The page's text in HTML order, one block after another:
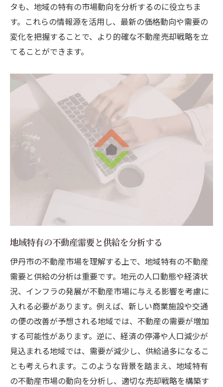
タも、地域の特有の市場動向を分析するのに役立ちま
す。これらの情報源を活用し、最新の価格動向や需要の
変化を把握することで、より的確な不動産売却戦略を立
てることができます。
地域特有の不動産需要と供給を分析する
伊丹市の不動産市場を理解する上で、地域特有の不動産
需要と供給の分析は重要です。地元の人口動態や経済状
況、インフラの発展が不動産市場に与える影響を考慮に
入れる必要があります。例えば、新しい商業施設や交通
の便の改善が予想される地域では、不動産の需要が増加
する可能性があります。逆に、経済の停滞や人口減少が
見込まれる地域では、需要が減少し、供給過多になるこ
とも考えられます。このような背景を踏まえ、地域特有
の不動産市場の動向を分析し、適切な売却戦略を構築す